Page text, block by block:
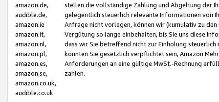
amazon.de,
audible.de,
amazon.ie
amazon.it,
amazon.nl,
amazon.pl,
amazon.es,
amazon.se,
amazon.co.uk,
audible.co.uk
stellen die vollständige Zahlung und Abgeltung der
gelegentlich steuerlich relevante Informationen von
Anfrage nicht vorlegen, können wir (kumulativ zu
Vergütung so lange einbehalten, bis Sie uns diese
dass wir Sie betreffend nicht zur Einholung
könnten Sie gesetzlich verpflichtet sein, Amazon
Anforderungen an eine gültige MwSt.-Rechnung
zahlen.